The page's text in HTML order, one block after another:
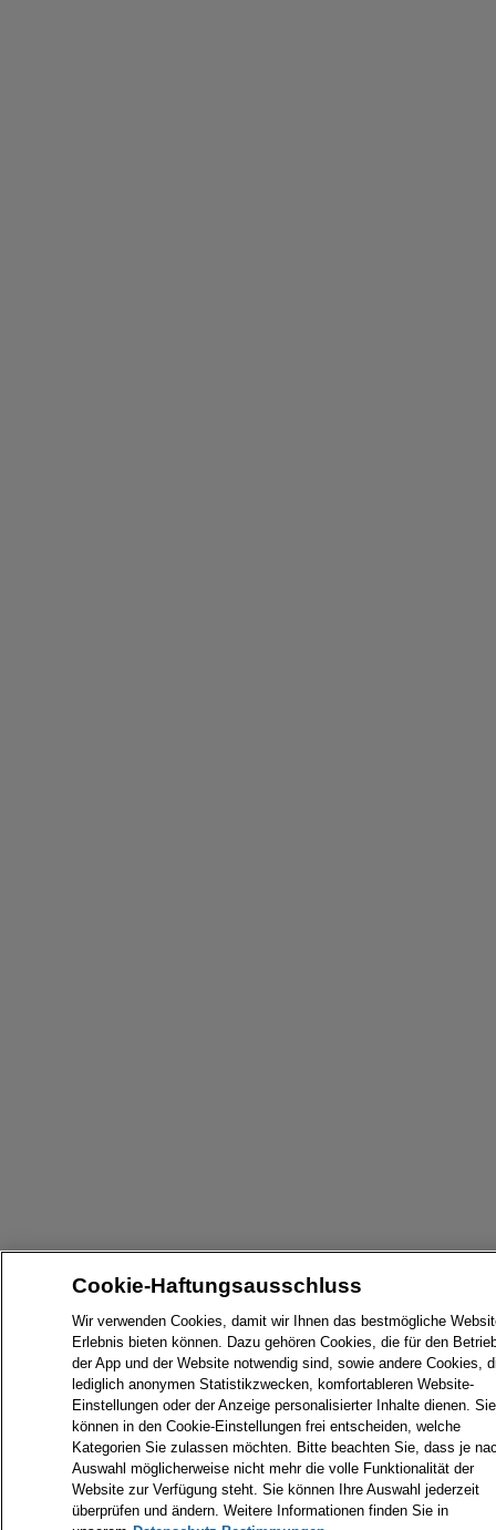
Cookie-Haftungsausschluss
Wir verwenden Cookies, damit wir Ihnen das bestmögliche
Erlebnis bieten können. Dazu gehören Cookies, die für den
der App und der Website notwendig sind, sowie andere Cookies,
lediglich anonymen Statistikzwecken, komfortableren Website-
Einstellungen oder der Anzeige personalisierter Inhalte dienen. Sie
können in den Cookie-Einstellungen frei entscheiden, welche
Kategorien Sie zulassen möchten. Bitte beachten Sie, dass je
Auswahl möglicherweise nicht mehr die volle Funktionalität der
Website zur Verfügung steht. Sie können Ihre Auswahl jederzeit
überprüfen und ändern. Weitere Informationen finden Sie in